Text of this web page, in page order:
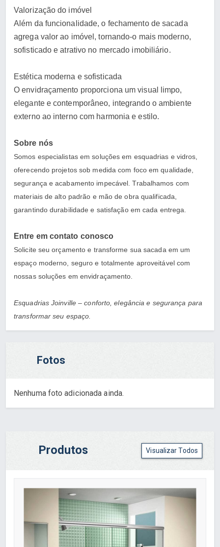
Valorização do imóvel
Além da funcionalidade, o fechamento de sacada
agrega valor ao imóvel, tornando-o mais moderno,
sofisticado e atrativo no mercado imobiliário.
Estética moderna e sofisticada
O envidraçamento proporciona um visual limpo,
elegante e contemporâneo, integrando o ambiente
externo ao interno com harmonia e estilo.
Sobre nós
Somos especialistas em soluções em esquadrias e vidros,
oferecendo projetos sob medida com foco em qualidade,
segurança e acabamento impecável. Trabalhamos com
materiais de alto padrão e mão de obra qualificada,
garantindo durabilidade e satisfação em cada entrega.
Entre em contato conosco
Solicite seu orçamento e transforme sua sacada em um
espaço moderno, seguro e totalmente aproveitável com
nossas soluções em envidraçamento.
Esquadrias Joinville – conforto, elegância e segurança para
transformar seu espaço.
Fotos
Nenhuma foto adicionada ainda.
Produtos Visualizar Todos